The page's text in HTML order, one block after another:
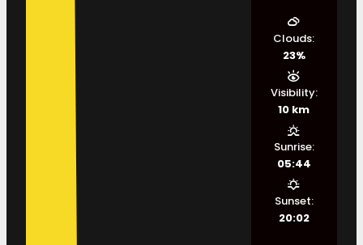
Clouds:
23%
Visibility:
10 km
Sunrise:
05:44
Sunset:
20:02